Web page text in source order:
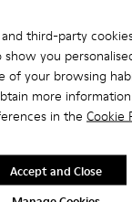
third-party
show you
of your browsing
more
in the Cookie
Accept and Close
999-R007 -
K100953-005 -
Roku -
Custom Roku -
CustomCustom
Custom
180 €